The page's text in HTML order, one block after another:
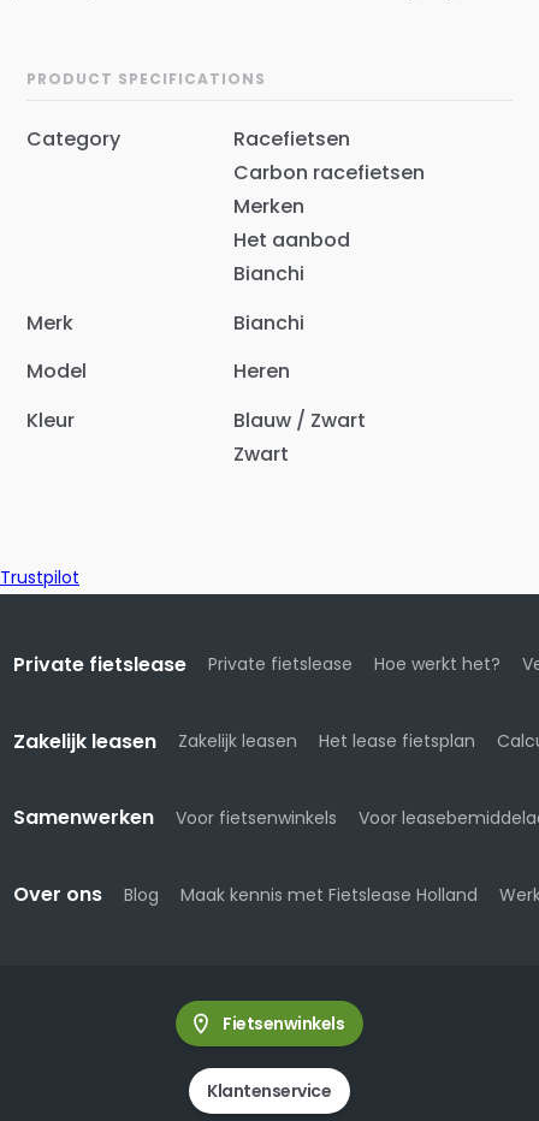
PRODUCT SPECIFICATIONS
Category
Racefietsen
Carbon racefietsen
Merken
Het aanbod
Bianchi
Merk
Bianchi
Model
Heren
Kleur
Blauw / Zwart
Zwart
Trustpilot
Private fietslease Private fietslease Hoe werkt het?
Zakelijk leasen Zakelijk leasen Het lease fietsplan
Samenwerken Voor fietsenwinkels Voor
Over ons Blog Maak kennis met Fietslease Holland
Fietsenwinkels
Klantenservice